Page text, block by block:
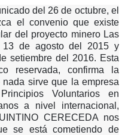
del 26 de octubre, el
el convenio que existe
del proyecto minero Las
13 de agosto del 2015 y
setiembre del 2016. Esta
reservada, confirma la
sirve que la empresa
Voluntarios en
a nivel internacional,
CERECEDA nos
se está cometiendo de